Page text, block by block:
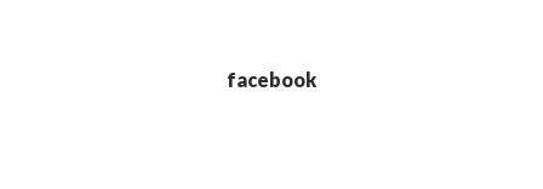
facebook